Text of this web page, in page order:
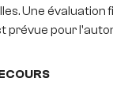
Une évaluation
prévue pour